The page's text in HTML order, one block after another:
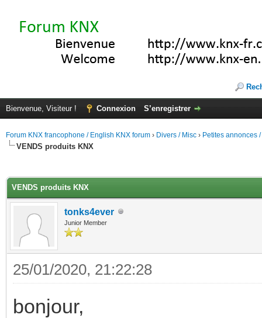
Bienvenue, Visiteur ! Connexion S’enregistrer
Forum KNX francophone / English KNX forum › Divers / Misc › Petites annonces
VENDS produits KNX
VENDS produits KNX
tonks4ever
Junior Member
25/01/2020, 21:22:28
bonjour,